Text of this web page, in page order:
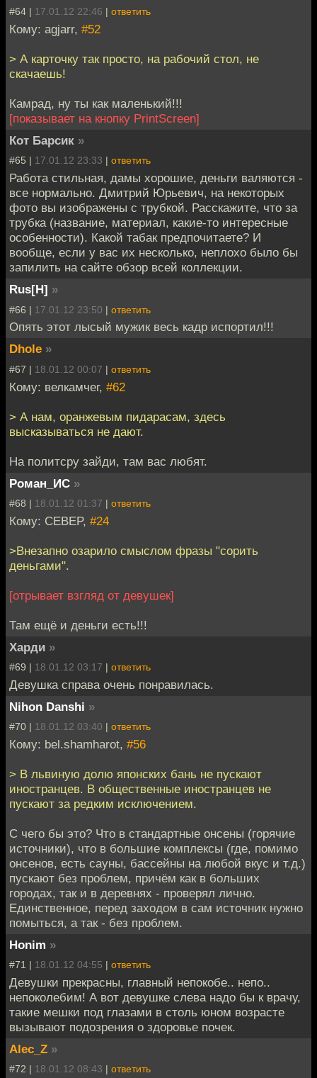
#64 | 17.01.12 22:46 | ответить
Кому: agjarr, #52
> А карточку так просто, на рабочий стол, не
скачаешь!
Камрад, ну ты как маленький!!!
[показывает на кнопку PrintScreen]
Кот Барсик »
#65 | 17.01.12 23:33 | ответить
Работа стильная, дамы хорошие, деньги валяются -
все нормально. Дмитрий Юрьевич, на некоторых
фото вы изображены с трубкой. Расскажите, что за
трубка (название, материал, какие-то интересные
особенности). Какой табак предпочитаете? И
вообще, если у вас их несколько, неплохо было бы
запилить на сайте обзор всей коллекции.
Rus[H] »
#66 | 17.01.12 23:50 | ответить
Опять этот лысый мужик весь кадр испортил!!!
Dhole »
#67 | 18.01.12 00:07 | ответить
Кому: велкамчег, #62
> А нам, оранжевым пидарасам, здесь
высказываться не дают.
На политсру зайди, там вас любят.
Роман_ИС »
#68 | 18.01.12 01:37 | ответить
Кому: CEBEP, #24
>Внезапно озарило смыслом фразы "сорить
деньгами".
[отрывает взгляд от девушек]
Там ещё и деньги есть!!!
Харди »
#69 | 18.01.12 03:17 | ответить
Девушка справа очень понравилась.
Nihon Danshi »
#70 | 18.01.12 03:40 | ответить
Кому: bel.shamharot, #56
> В львиную долю японских бань не пускают
иностранцев. В общественные иностранцев не
пускают за редким исключением.
С чего бы это? Что в стандартные онсены (горячие
источники), что в большие комплексы (где, помимо
онсенов, есть сауны, бассейны на любой вкус и т.д.)
пускают без проблем, причём как в больших
городах, так и в деревнях - проверял лично.
Единственное, перед заходом в сам источник нужно
помыться, а так - без проблем.
Honim »
#71 | 18.01.12 04:55 | ответить
Девушки прекрасны, главный непокобе.. непо..
непоколебим! А вот девушке слева надо бы к врачу,
такие мешки под глазами в столь юном возрасте
вызывают подозрения о здоровье почек.
Alec_Z »
#72 | 18.01.12 08:43 | ответить